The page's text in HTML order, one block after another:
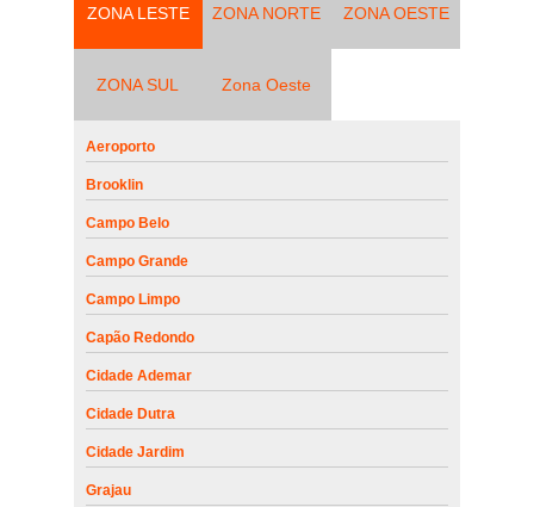
ZONA LESTE ZONA NORTE ZONA OESTE
ZONA SUL Zona Oeste
Aeroporto
Brooklin
Campo Belo
Campo Grande
Campo Limpo
Capão Redondo
Cidade Ademar
Cidade Dutra
Cidade Jardim
Grajau